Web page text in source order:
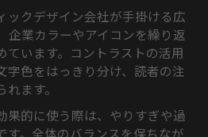
ックデザイン会社が手掛ける広
企業カラーやアイコンを繰り返
ています。コントラストの活用
字色をはっきり分け、読者の注
ます。
果的に使う際は、やりすぎや過
す。全体のバランスを保ちなが